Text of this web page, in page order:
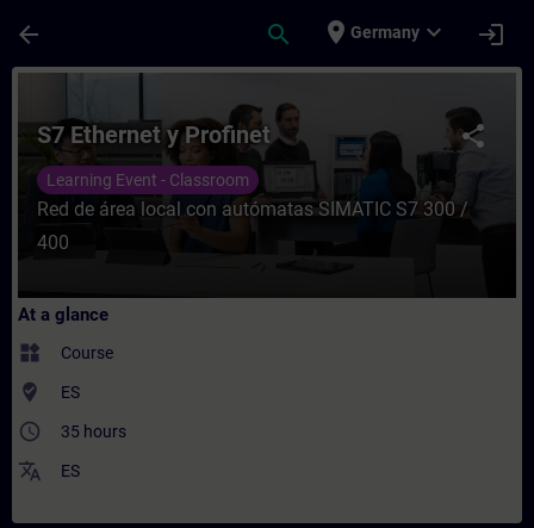
arrow_back search place Germany expand_more login
share
S7 Ethernet y Profinet
Learning Event - Classroom
Red de área local con autómatas SIMATIC S7 300 /
400
At a glance
widgets Course
where_to_vote ES
access_time 35 hours
translate ES